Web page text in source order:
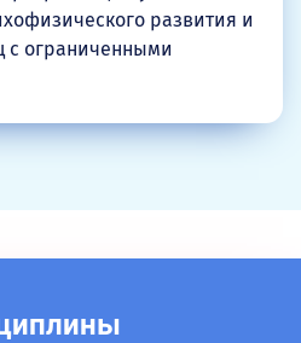
развития и
с ограниченными